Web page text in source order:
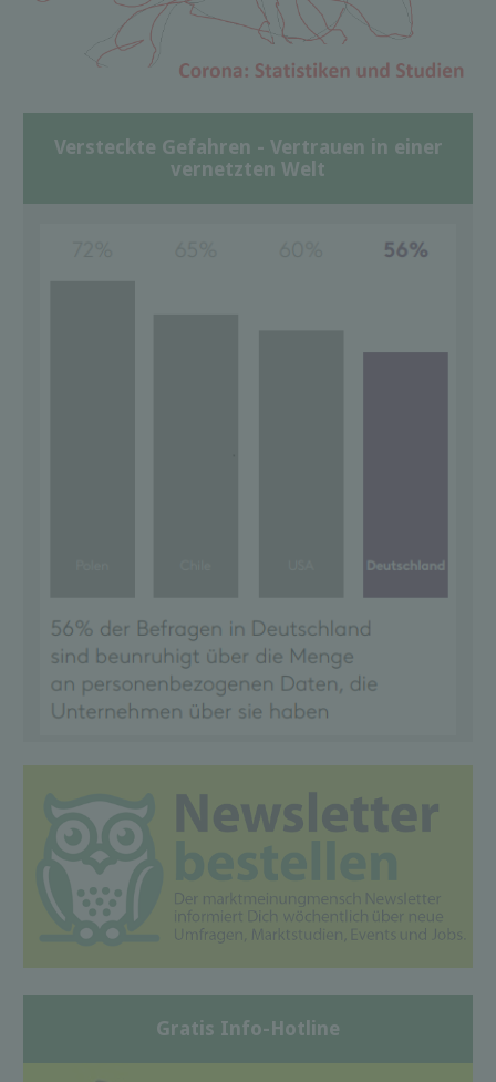
Versteckte Gefahren - Vertrauen in einer
vernetzten Welt
Gratis Info-Hotline